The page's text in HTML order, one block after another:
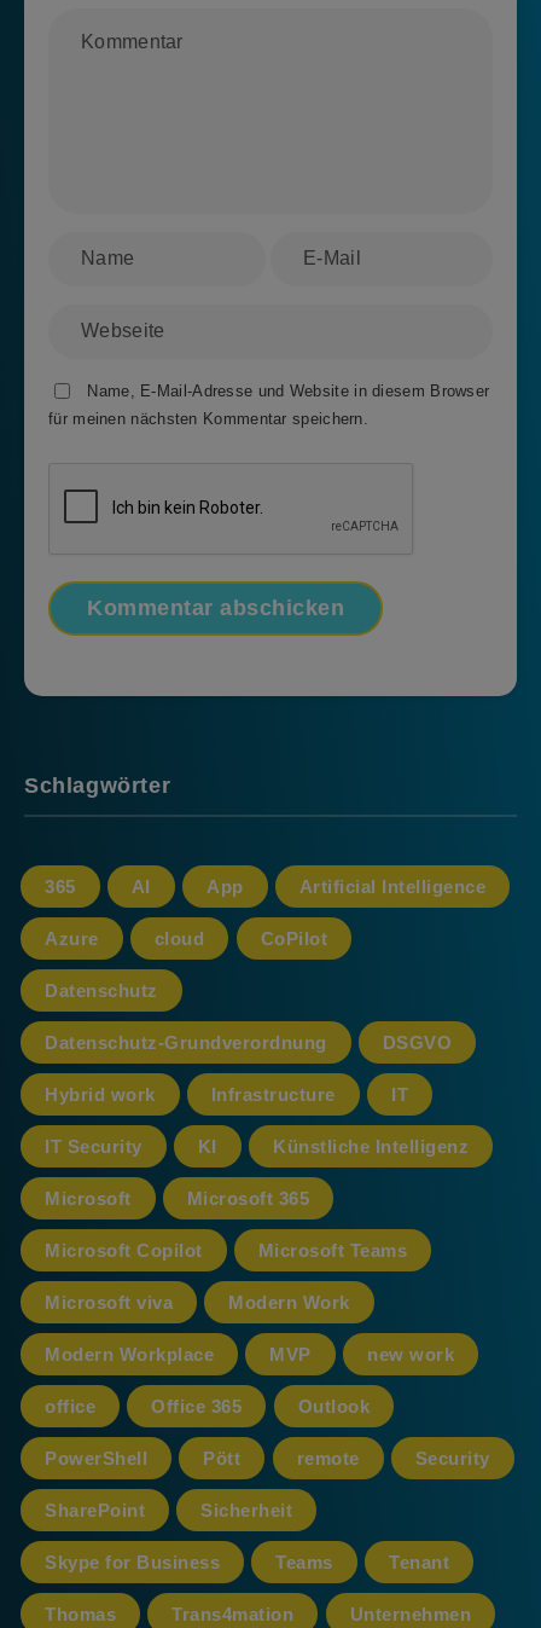
Name, E-Mail-Adresse und Website in diesem Browser
für meinen nächsten Kommentar speichern.
Schlagwörter
365 AI App Artificial Intelligence
Azure cloud CoPilot
Datenschutz
Datenschutz-Grundverordnung DSGVO
Hybrid work Infrastructure IT
IT Security KI Künstliche Intelligenz
Microsoft Microsoft 365
Microsoft Copilot Microsoft Teams
Microsoft viva Modern Work
Modern Workplace MVP new work
office Office 365 Outlook
PowerShell Pött remote Security
SharePoint Sicherheit
Skype for Business Teams Tenant
Thomas Trans4mation Unternehmen